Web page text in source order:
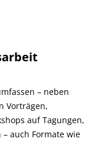
– neben
Vorträgen,
auf Tagungen,
auch Formate wie